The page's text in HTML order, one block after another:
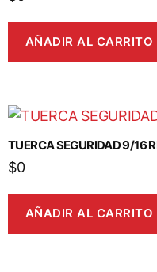
AÑADIR AL CARRITO
TUERCA SEGURIDAD 9/16
$0
AÑADIR AL CARRITO